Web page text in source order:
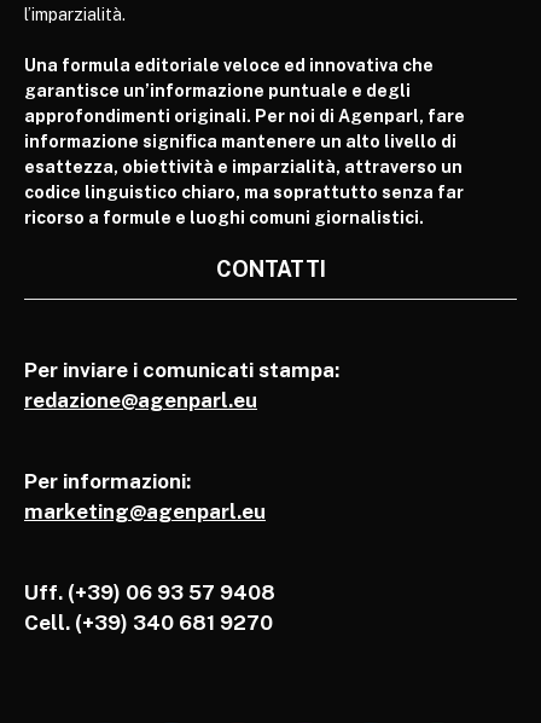
l’imparzialità.
Una formula editoriale veloce ed innovativa che
garantisce un’informazione puntuale e degli
approfondimenti originali. Per noi di Agenparl, fare
informazione significa mantenere un alto livello di
esattezza, obiettività e imparzialità, attraverso un
codice linguistico chiaro, ma soprattutto senza far
ricorso a formule e luoghi comuni giornalistici.
CONTATTI
Per inviare i comunicati stampa:
redazione@agenparl.eu
Per informazioni:
marketing@agenparl.eu
Uff. (+39) 06 93 57 9408
Cell. (+39) 340 681 9270